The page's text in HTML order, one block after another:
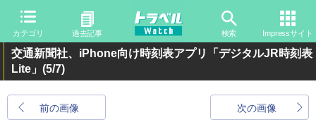
カテゴリ 過去記事 検索 Impressサイト
交通新聞社、iPhone向け時刻表アプリ「デジタルJR時刻表
Lite」 (5/7)
前の画像 次の画像